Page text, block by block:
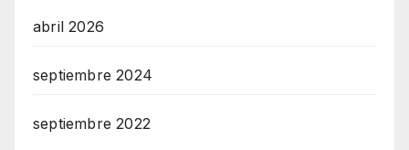
abril 2026
septiembre 2024
septiembre 2022